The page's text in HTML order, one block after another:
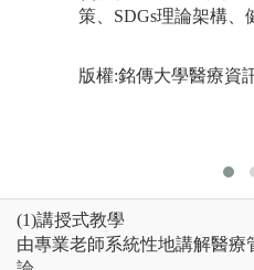
慧醫療解決某種慢性病問題
圖解:至醫療院所實習
策、SDGs理論架構、
版權:銘傳大學醫療資
(1)講授式教學
由專業老師系統性地講解醫